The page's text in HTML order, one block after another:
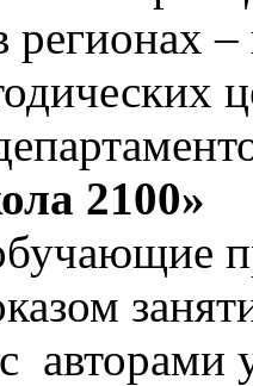
регионах
2100»
авторами